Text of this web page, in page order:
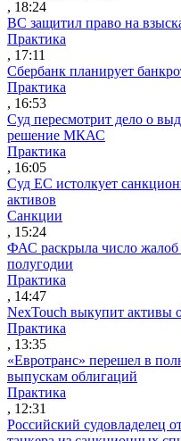
, 18:24
ВС защитил право на
Практика
, 17:11
Сбербанк планирует
Практика
, 16:53
Суд пересмотрит дело о
решение МКАС
Практика
, 16:05
Суд ЕС истолкует
активов
Санкции
, 15:24
ФАС раскрыла число жалоб
полугодии
Практика
, 14:47
NexTouch выкупит активы
Практика
, 13:35
«Евротранс» перешел в
выпускам облигаций
Практика
, 12:31
Российский судовладелец